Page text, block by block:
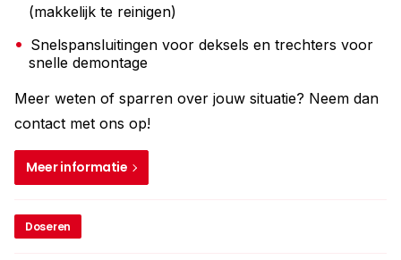
(makkelijk te reinigen)
Snelspansluitingen voor deksels en trechters voor
snelle demontage
Meer weten of sparren over jouw situatie? Neem dan
contact met ons op!
Meer informatie
Doseren